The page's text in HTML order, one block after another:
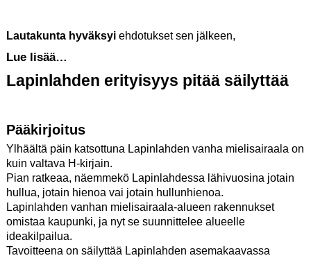
Lautakunta hyväksyiehdotukset sen jälkeen,
Lue lisää…
Lapinlahden erityisyys pitää säilyttää
Pääkirjoitus
Ylhäältä päin katsottuna Lapinlahden vanha mielisairaala on
kuin valtava H-kirjain.
Pian ratkeaa, näemmekö Lapinlahdessa lähivuosina jotain
hullua, jotain hienoa vai jotain hullunhienoa.
Lapinlahden vanhan mielisairaala-alueen rakennukset
omistaa kaupunki, ja nyt se suunnittelee alueelle
ideakilpailua.
Tavoitteena on säilyttää Lapinlahden asemakaavassa